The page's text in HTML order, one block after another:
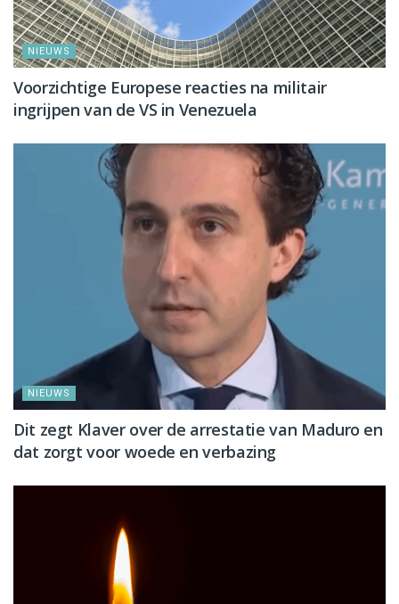
NIEUWS
Voorzichtige Europese reacties na militair
ingrijpen van de VS in Venezuela
NIEUWS
Dit zegt Klaver over de arrestatie van Maduro en
dat zorgt voor woede en verbazing